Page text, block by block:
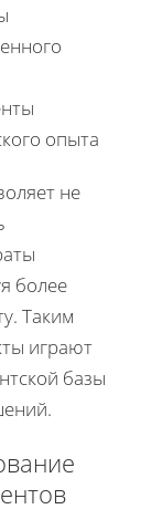
опыта
не
более
Таким
играют
базы